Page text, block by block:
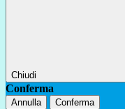
Chiudi
Conferma
Annulla Conferma